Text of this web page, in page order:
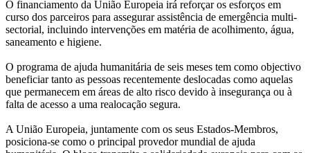
O financiamento da União Europeia irá reforçar os esforços em
curso dos parceiros para assegurar assistência de emergência multi-
sectorial, incluindo intervenções em matéria de acolhimento, água,
saneamento e higiene.
O programa de ajuda humanitária de seis meses tem como objectivo
beneficiar tanto as pessoas recentemente deslocadas como aquelas
que permanecem em áreas de alto risco devido à insegurança ou à
falta de acesso a uma realocação segura.
A União Europeia, juntamente com os seus Estados-Membros,
posiciona-se como o principal provedor mundial de ajuda